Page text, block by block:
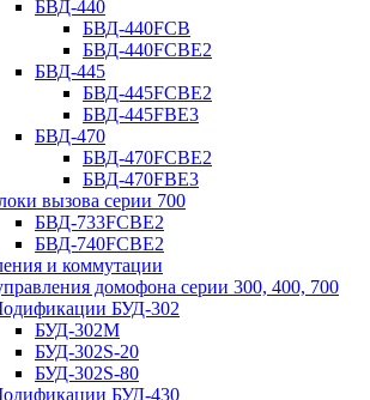
БВД-440
БВД-440FCB
БВД-440FCBE2
БВД-445
БВД-445FCBE2
БВД-445FBE3
БВД-470
БВД-470FCBE2
БВД-470FBE3
вызова серии 700
БВД-733FCBE2
БВД-740FCBE2
и коммутации
домофона серии 300, 400, 700
БУД-302
БУД-302М
БУД-302S-20
БУД-302S-80
БУД-430